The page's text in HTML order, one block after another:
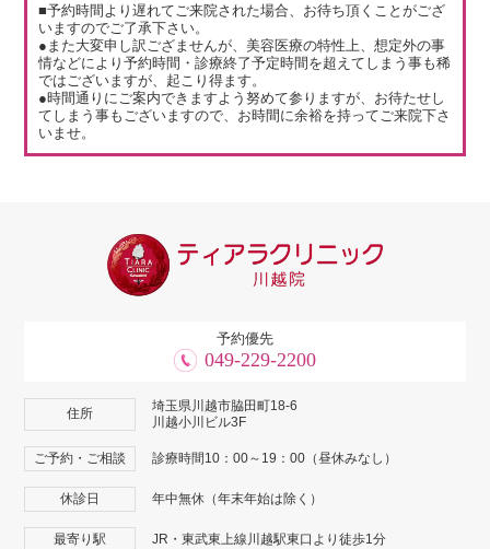
■予約時間より遅れてご来院された場合、お待ち頂くことがござ
いますのでご了承下さい。
●また大変申し訳ござませんが、美容医療の特性上、想定外の事
情などにより予約時間・診療終了予定時間を超えてしまう事も稀
ではございますが、起こり得ます。
●時間通りにご案内できますよう努めて参りますが、お待たせし
てしまう事もございますので、お時間に余裕を持ってご来院下さ
いませ。
予約優先
049-229-2200
住所
埼玉県川越市脇田町18-6
川越小川ビル3F
ご予約・ご相談 診療時間10：00～19：00（昼休みなし）
休診日 年中無休（年末年始は除く）
最寄り駅 JR・東武東上線川越駅東口より徒歩1分